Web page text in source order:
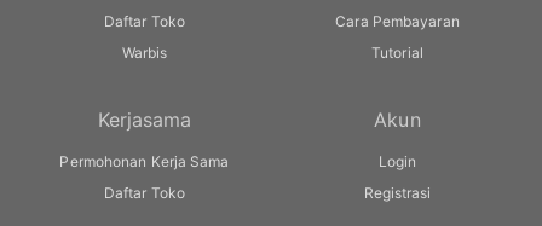
Daftar Toko
Warbis
Cara Pembayaran
Tutorial
Kerjasama
Permohonan Kerja Sama
Daftar Toko
Akun
Login
Registrasi